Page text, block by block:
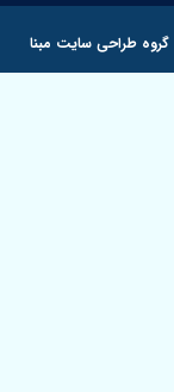
گروه طراحی سایت مبنا